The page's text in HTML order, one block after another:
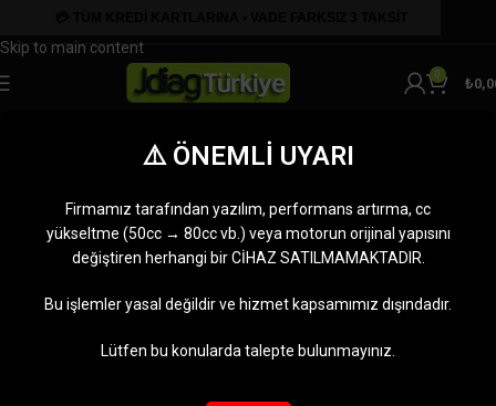
Skip to main content
0
₺
JDiag Türkiye Yetkili Satıcı
Ana Sayfa
Ürünler “JDiag Türkiye Yetkili Satıcı” olarak etiketlendi
4 sonucun tümü gösteriliyor
Kenar çubuğunu göster
⚠️ ÖNEMLİ UYARI
Firmamız tarafından yazılım, performans artırma, cc
yükseltme (50cc → 80cc vb.) veya motorun orijinal yapısını
değiştiren herhangi bir CİHAZ SATILMAMAKTADIR.
Bu işlemler yasal değildir ve hizmet kapsamımız dışındadır.
Lütfen bu konularda talepte bulunmayınız.